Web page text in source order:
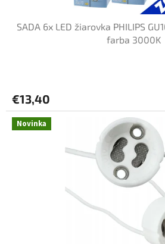
SADA 6x LED žiarovka PHILIPS
farba 3000K
€13,40
Novinka